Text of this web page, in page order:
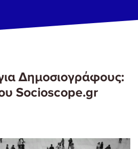
Δημοσιογράφους:
Socioscope.gr